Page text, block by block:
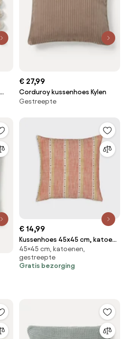
€ 27,99
Corduroy kussenhoes Kylen
Gestreepte
€ 14,99
Kussenhoes 45x45 cm, katoen,
Brava
45×45 cm, katoenen,
gestreepte
Gratis bezorging